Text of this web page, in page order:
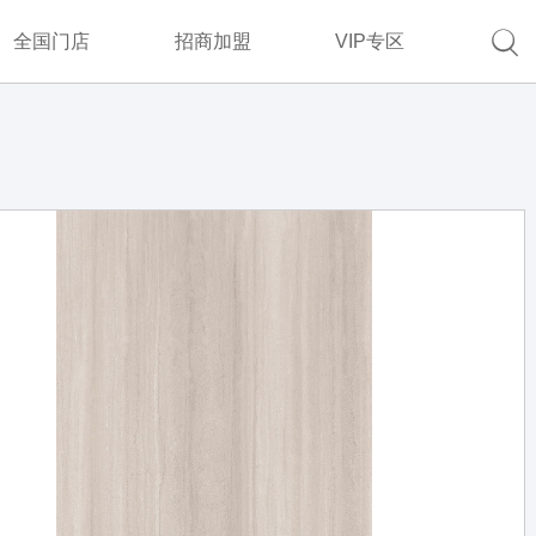
全国门店 招商加盟 VIP专区 